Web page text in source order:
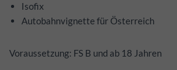
Isofix
Autobahnvignette für Österreich
Voraussetzung: FS B und ab 18 Jahren